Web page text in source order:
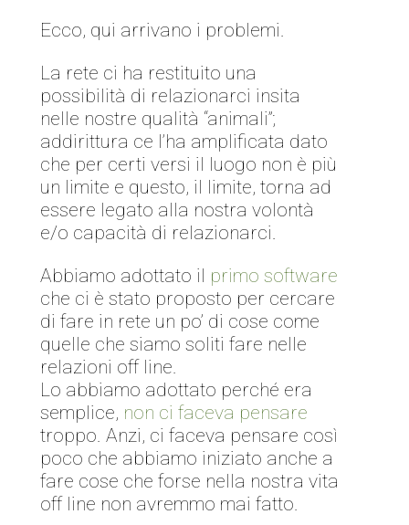
Ecco, qui arrivano i problemi.
La rete ci ha restituito una
possibilità di relazionarci insita
nelle nostre qualità “animali”;
addirittura ce l’ha amplificata dato
che per certi versi il luogo non è più
un limite e questo, il limite, torna ad
essere legato alla nostra volontà
e/o capacità di relazionarci.
Abbiamo adottato il primo software
che ci è stato proposto per cercare
di fare in rete un po’ di cose come
quelle che siamo soliti fare nelle
relazioni off line.
Lo abbiamo adottato perché era
semplice, non ci faceva pensare
troppo. Anzi, ci faceva pensare così
poco che abbiamo iniziato anche a
fare cose che forse nella nostra vita
off line non avremmo mai fatto.